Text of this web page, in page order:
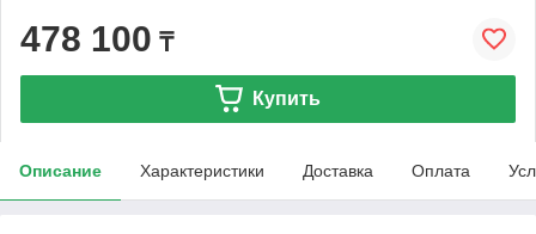
478 100 ₸
Купить
Описание Характеристики Доставка Оплата